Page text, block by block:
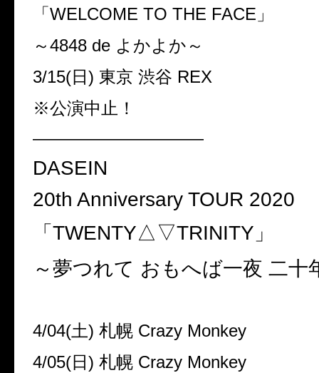
「WELCOME TO THE FACE」
～4848 de よかよか～
3/15(日) 東京 渋谷 REX
※公演中止！
——————————
DASEIN
20th Anniversary TOUR 2020
「TWENTY△▽TRINITY」
～夢つれて おもへば一夜 二十
4/04(土) 札幌 Crazy Monkey
4/05(日) 札幌 Crazy Monkey